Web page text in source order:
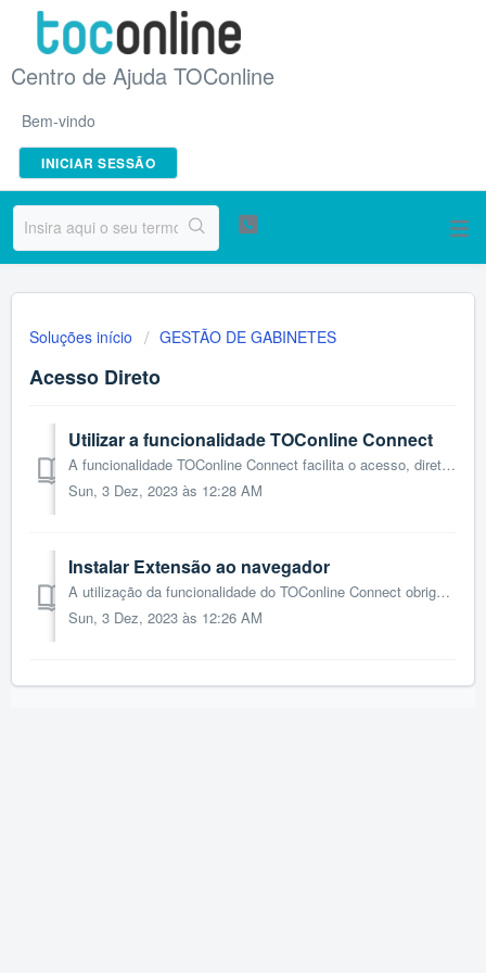
Centro de Ajuda TOConline
Bem-vindo
INICIAR SESSÃO
Soluções início GESTÃO DE GABINETES
Acesso Direto
Utilizar a funcionalidade TOConline Connect
A funcionalidade TOConline Connect facilita o acesso, diretamente a partir do TOConline a páginas web relevantes para o trabalho do contabilista. Engloba ac...
Sun, 3 Dez, 2023 às 12:28 AM
Instalar Extensão ao navegador
A utilização da funcionalidade do TOConline Connect obriga à utilização do navegador Google Chrome, uma vez que requer a instalação de uma extensão ao naveg...
Sun, 3 Dez, 2023 às 12:26 AM